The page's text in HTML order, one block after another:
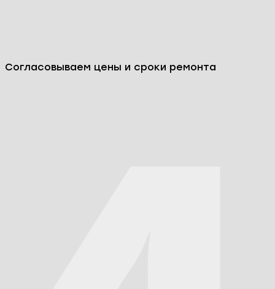
Согласовываем цены и сроки ремонта